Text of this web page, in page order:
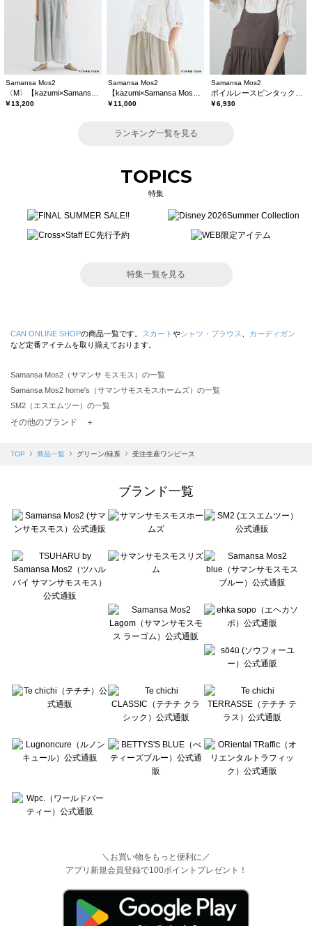
Samansa Mos2
￥13,200
Samansa Mos2
￥11,000
Samansa Mos2
￥6,930
ランキング一覧を見る
TOPICS
特集
特集一覧を見る
CAN ONLINE SHOPの商品一覧です。 スカート やシャツ・ブラウス
カーディガン
など定番アイテムを取り揃えております。
Samansa Mos2（サマンサ モスモス）の一覧
Samansa Mos2 home's（サマンサモスモスホームズ）の一覧
SM2（エスエムツー）の一覧
TSUHARU by Samansa Mos2（ツハルバイサマンサモスモス）の一覧
Samansa Mos2 blue（サマンサモスモス ブルー）の一覧
Te chichi（テチチ）の一覧
Te chichi CLASSIC（テチチ クラシック）の一覧
Lugnoncure（ルノンキュール）の一覧
BETTY'S BLUE（べティーズブルー）の一覧
Wpc.（ワールドパーティー）の一覧
その他のブランド ＋
TOP 商品一覧 グリーン/緑系 受注生産ワンピース
ブランド一覧
＼お買い物をもっと便利に／
アプリ新規会員登録で100ポイントプレゼント！